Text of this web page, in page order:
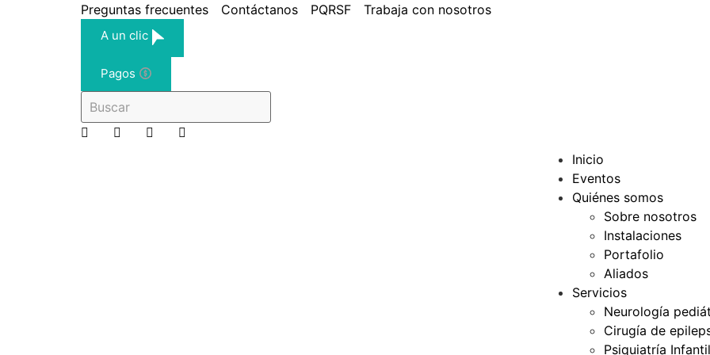
Preguntas frecuentes Contáctanos PQRSF Trabaja con nosotros
A un clic
Pagos
Inicio
Eventos
Quiénes somos
Sobre nosotros
Instalaciones
Portafolio
Aliados
Servicios
Neurología
Cirugía de
Psiquiatría Infantil